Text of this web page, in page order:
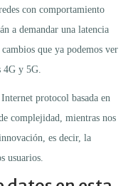
con comportamiento
a demandar una latencia
que ya podemos ver
4G y 5G.
protocol basada en
complejidad, mientras nos
es decir, la
usuarios.